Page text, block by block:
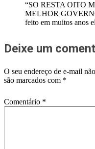
“SO RESTA OITO
MELHOR
feito em muitos anos
Deixe um
O seu endereço de e-mail
são marcados com *
Comentário *